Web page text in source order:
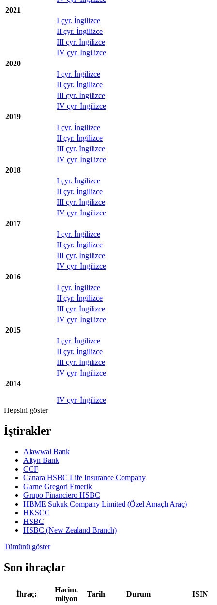
2021
I çyr. İngilizce
II çyr. İngilizce
III çyr. İngilizce
IV çyr. İngilizce
2020
I çyr. İngilizce
II çyr. İngilizce
III çyr. İngilizce
IV çyr. İngilizce
2019
I çyr. İngilizce
II çyr. İngilizce
III çyr. İngilizce
IV çyr. İngilizce
2018
I çyr. İngilizce
II çyr. İngilizce
III çyr. İngilizce
IV çyr. İngilizce
2017
I çyr. İngilizce
II çyr. İngilizce
III çyr. İngilizce
IV çyr. İngilizce
2016
I çyr. İngilizce
II çyr. İngilizce
III çyr. İngilizce
IV çyr. İngilizce
2015
I çyr. İngilizce
II çyr. İngilizce
III çyr. İngilizce
IV çyr. İngilizce
2014
IV çyr. İngilizce
Hepsini göster
İştirakler
Alawwal Bank
Altyn Bank
CCF
Canara HSBC Life Insurance Company
Garne Gregori Emerik
Grupo Financiero HSBC
HBME Sukuk Company Limited (Özel Amaçlı Araç)
HKSCC
HSBC
HSBC (New Zealand Branch)
Tümünü göster
Son ihraçlar
İhraç:
Hacim,
milyon
Tarih Durum
ISIN